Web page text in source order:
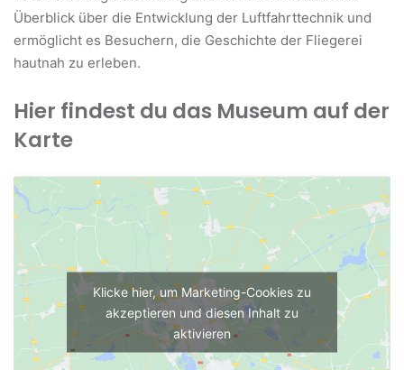
Überblick über die Entwicklung der Luftfahrttechnik und
ermöglicht es Besuchern, die Geschichte der Fliegerei
hautnah zu erleben.
Hier findest du das Museum auf der
Karte
Klicke hier, um Marketing-Cookies zu
akzeptieren und diesen Inhalt zu
aktivieren